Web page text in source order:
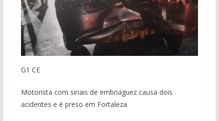
G1 CE
Motorista com sinais de embriaguez causa dois
acidentes e é preso em Fortaleza